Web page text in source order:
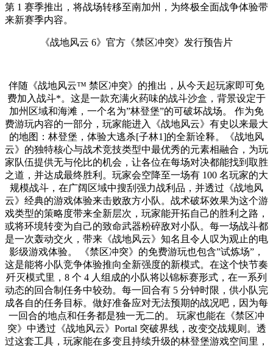
第 1 赛季推出，将战场转移至南加州，为终极全面战争体验带
来新赛季内容。
《战地风云 6》官方《禁区冲突》发行预告片
伴随《战地风云™ 禁区冲突》的推出，从今天起玩家即可免
费加入战斗*。这是一款充满火药味的战斗沙盒，背景设定于
加州区域和海滩，一个名为”林登堡”的可破坏战场。 作为免
费游玩内容的一部分，玩家能进入《战地风云》有史以来最大
的地图：林登堡，体验大逃杀[子林1]的全新诠释。《战地风
云》的独特核心与战术竞技类型中最优秀的元素相融合，为玩
家队伍提供无与伦比的机会，让各位在每场对决都能找到取胜
之道，并达成最终胜利。玩家会空降至一场有 100 名玩家的大
规模战斗，在广阔区域中搜刮强力战利品，并透过《战地风
云》经典的游戏体验来击败敌方小队。战术破坏效果为这个游
戏类型的策略度带来全新层次，玩家能开拓自己的胜利之路，
或将环境转变为自己的致命武器粉碎敌对小队。每一场战斗都
是一次轰动交火，带来《战地风云》知名且令人叹为观止的电
影级游戏体验。 《禁区冲突》的免费游玩也包含”试炼场”，
这是能将小队竞争体验推向全新强度的新模式。在这个快节奏
歼灭模式里，8 个 4 人组成的小队将以锦标赛形式，在一系列
动态的回合制任务中较劲。每一回合有 5 分钟时限，供小队完
成各自的任务目标。做好准备应对无法预期的战况吧，因为每
一回合的地点和任务都是独一无二的。 玩家也能在《禁区冲
突》中透过《战地风云》Portal 突破界线，改变交战规则。透
过这套工具，玩家能在多变且持续升级的林登堡游戏空间里，